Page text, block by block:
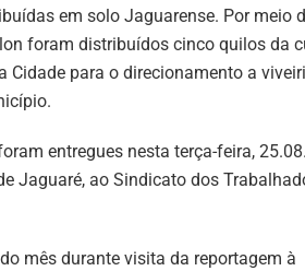
em solo Jaguarense. Por meio
foram distribuídos cinco quilos da
Cidade para o direcionamento a
entregues nesta terça-feira, 25.08.
Jaguaré, ao Sindicato dos
mês durante visita da reportagem à